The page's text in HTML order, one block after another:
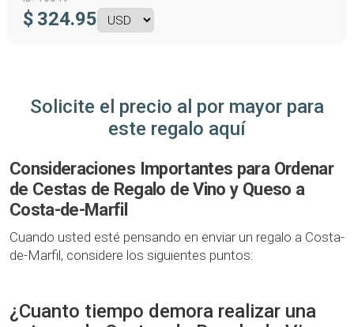
$ 324.95
Solicite el precio al por mayor para
este regalo aquí
Consideraciones Importantes para Ordenar
de Cestas de Regalo de Vino y Queso a
Costa-de-Marfil
Cuando usted esté pensando en enviar un regalo a Costa-
de-Marfil, considere los siguientes puntos:
¿Cuanto tiempo demora realizar una